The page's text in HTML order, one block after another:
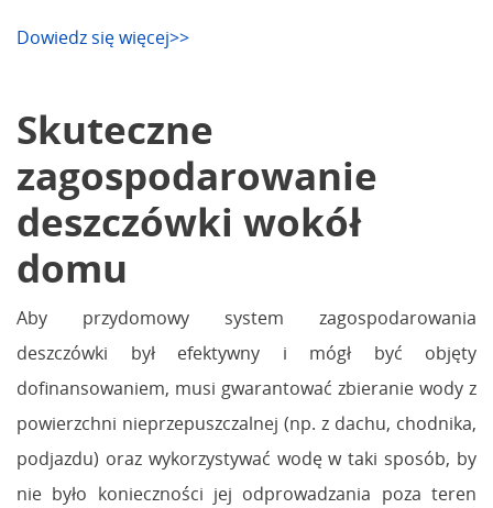
Dowiedz się więcej>>
Skuteczne
zagospodarowanie
deszczówki wokół
domu
Aby przydomowy system zagospodarowania
deszczówki był efektywny i mógł być objęty
dofinansowaniem, musi gwarantować zbieranie wody z
powierzchni nieprzepuszczalnej (np. z dachu, chodnika,
podjazdu) oraz wykorzystywać wodę w taki sposób, by
nie było konieczności jej odprowadzania poza teren